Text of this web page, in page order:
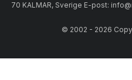
70 KALMAR, Sverige E-post:
© 2002 - 2026